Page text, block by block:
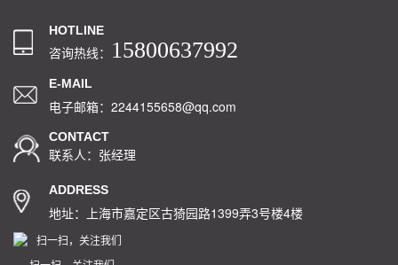
HOTLINE
咨询热线： 15800637992
E-MAIL
电子邮箱：2244155658@qq.com
CONTACT
联系人：张经理
ADDRESS
地址：上海市嘉定区古猗园路1399弄3号楼4楼